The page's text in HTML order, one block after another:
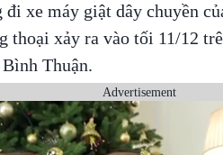
xe máy giật dây chuyền
thoại xảy ra vào tối 11/12
Thuận.
Advertisement